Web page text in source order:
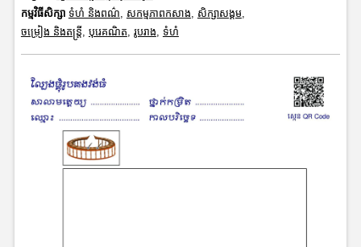
កម្មវិធីសិក្សា ទំហំ និងពណ៌, សកម្មភាពកសាង, សិក្សាសង្គម,
ចម្រៀង និងតន្ត្រី, បុរេគណិត, រូបរាង, ទំហំ